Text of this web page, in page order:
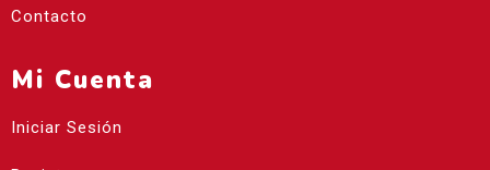
Contacto
Mi Cuenta
Iniciar Sesión